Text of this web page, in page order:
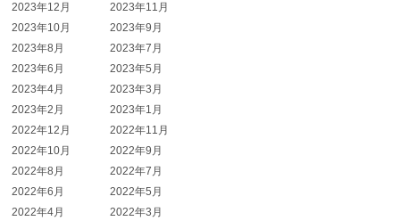
2023年12月
2023年11月
2023年10月
2023年9月
2023年8月
2023年7月
2023年6月
2023年5月
2023年4月
2023年3月
2023年2月
2023年1月
2022年12月
2022年11月
2022年10月
2022年9月
2022年8月
2022年7月
2022年6月
2022年5月
2022年4月
2022年3月